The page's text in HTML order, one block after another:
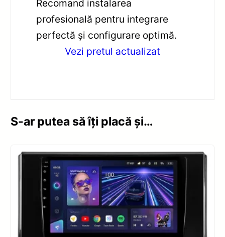
Recomand instalarea
profesională pentru integrare
perfectă și configurare optimă.
Vezi pretul actualizat
S-ar putea să îți placă și…